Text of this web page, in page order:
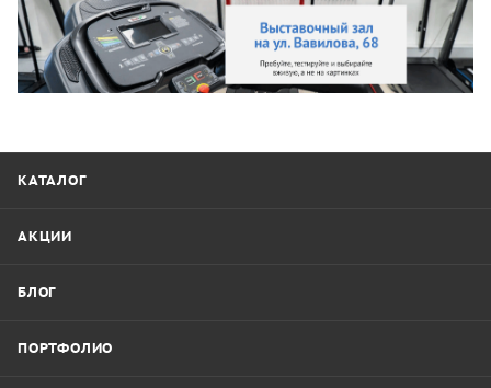
КАТАЛОГ
АКЦИИ
БЛОГ
ПОРТФОЛИО